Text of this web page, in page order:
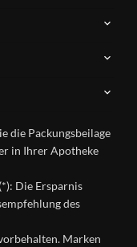
die Packungsbeilage
in Ihrer Apotheke
Die Ersparnis
des
Marken